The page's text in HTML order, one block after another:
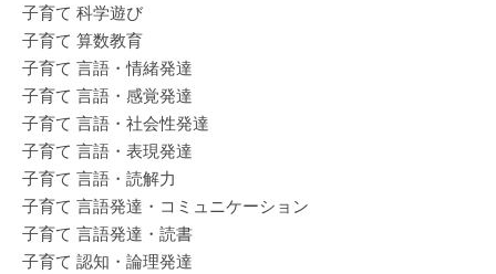
子育て 科学遊び
子育て 算数教育
子育て 言語・情緒発達
子育て 言語・感覚発達
子育て 言語・社会性発達
子育て 言語・表現発達
子育て 言語・読解力
子育て 言語発達・コミュニケーション
子育て 言語発達・読書
子育て 認知・論理発達